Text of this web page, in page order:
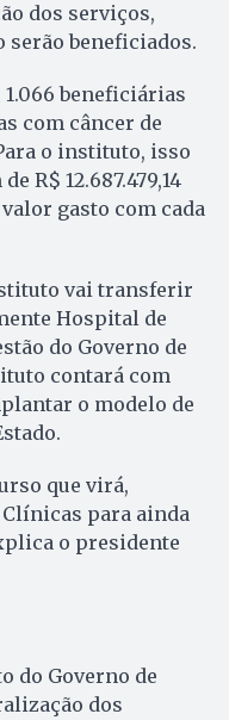
dos serviços,
beneficiados.
1.066 beneficiárias
com câncer de
o instituto, isso
R$ 12.687.479,14
gasto com cada
vai transferir
Hospital de
do Governo de
contará com
o modelo de
que virá,
para ainda
o presidente
do Governo de
dos